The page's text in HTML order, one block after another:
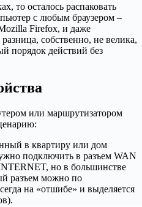
то осталось распаковать
с любым браузером –
Firefox, и даже
собственно, не велика,
порядок действий без
или маршрутизатором
в квартиру или дом
подключить в разъем WAN
но в большинстве
разъем можно по
на «отшибе» и выделяется